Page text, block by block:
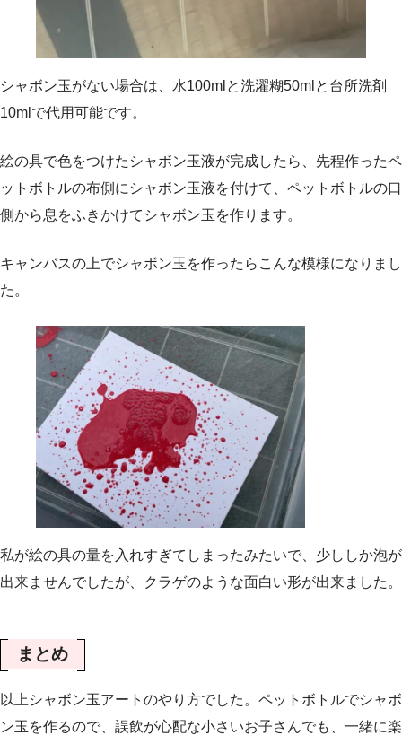
シャボン玉がない場合は、水100mlと洗濯糊50mlと台所洗剤
10mlで代用可能です。
絵の具で色をつけたシャボン玉液が完成したら、先程作ったペ
ットボトルの布側にシャボン玉液を付けて、ペットボトルの口
側から息をふきかけてシャボン玉を作ります。
キャンバスの上でシャボン玉を作ったらこんな模様になりまし
た。
私が絵の具の量を入れすぎてしまったみたいで、少ししか泡が
出来ませんでしたが、クラゲのような面白い形が出来ました。
まとめ
以上シャボン玉アートのやり方でした。ペットボトルでシャボ
ン玉を作るので、誤飲が心配な小さいお子さんでも、一緒に楽